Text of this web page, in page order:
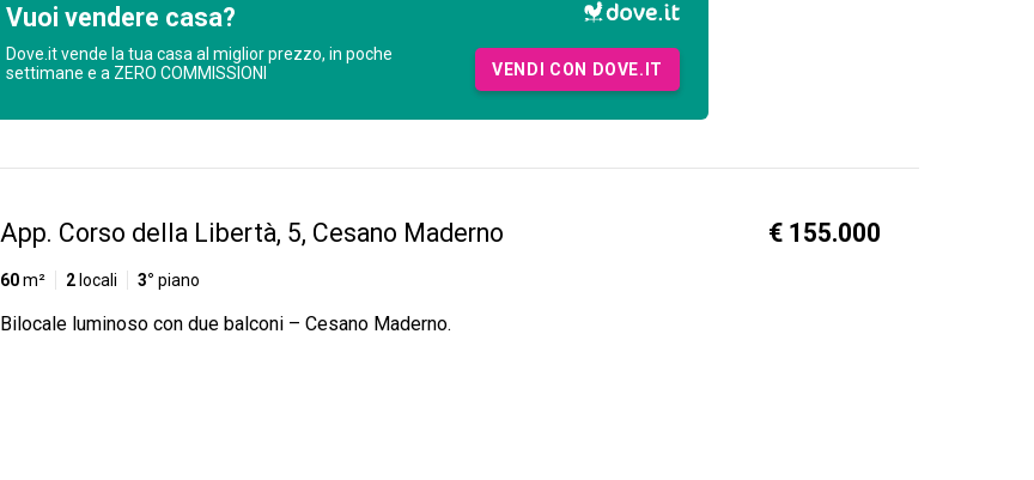
Vuoi vendere casa?
Dove.it vende la tua casa al miglior prezzo, in poche
settimane e a ZERO COMMISSIONI
VENDI CON DOVE.IT
App. Corso della Libertà, 5, Cesano Maderno
60m² 2locali 3° piano
€ 155.000
Bilocale luminoso con due balconi – Cesano Maderno.